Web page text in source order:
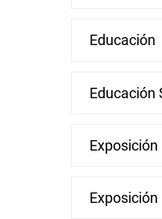
Educación
Educación
Exposición
Exposición